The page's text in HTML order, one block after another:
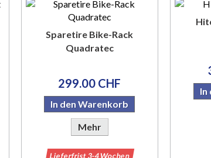
Sparetire Bike-Rack
Quadratec
299.00 CHF
In den Warenkorb
Mehr
Lieferfrist 3-4 Wochen
In